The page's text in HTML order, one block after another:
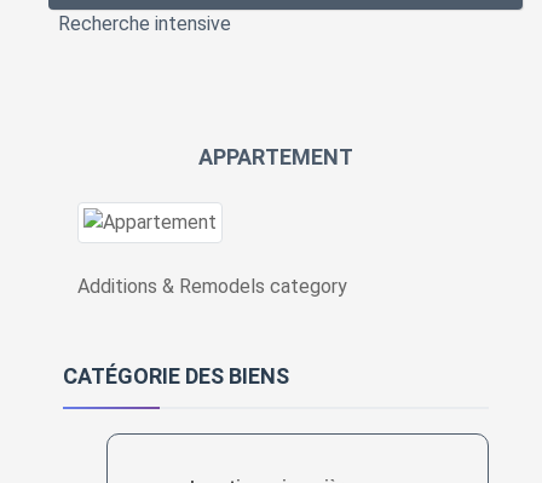
Recherche intensive
APPARTEMENT
Additions & Remodels category
CATÉGORIE DES BIENS